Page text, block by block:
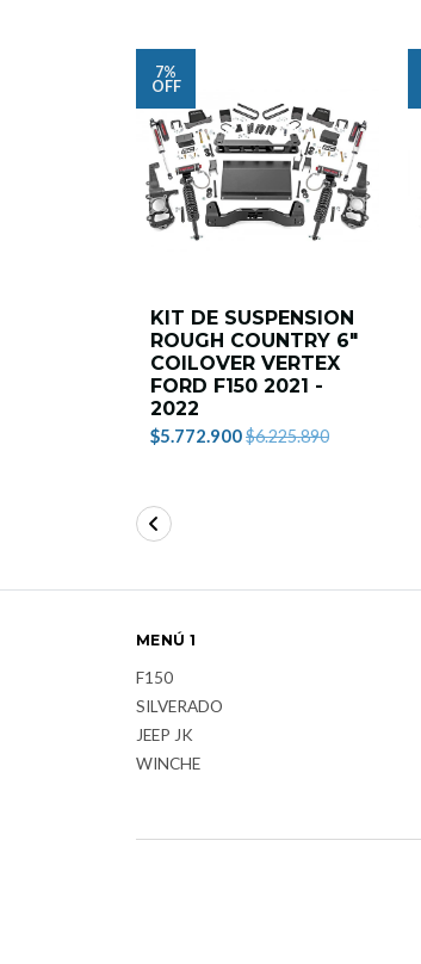
7%
OFF
KIT DE SUSPENSION
ROUGH COUNTRY 6"
COILOVER VERTEX
FORD F150 2021 -
2022
$5.772.900$6.225.890
MENÚ 1
F150
SILVERADO
JEEP JK
WINCHE